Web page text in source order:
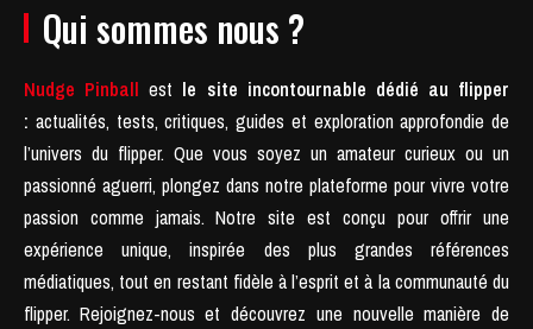
Qui sommes nous ?
Nudge Pinball est le site incontournable dédié au flipper
: actualités, tests, critiques, guides et exploration approfondie de
l’univers du flipper. Que vous soyez un amateur curieux ou un
passionné aguerri, plongez dans notre plateforme pour vivre votre
passion comme jamais. Notre site est conçu pour offrir une
expérience unique, inspirée des plus grandes références
médiatiques, tout en restant fidèle à l’esprit et à la communauté du
flipper. Rejoignez-nous et découvrez une nouvelle manière de